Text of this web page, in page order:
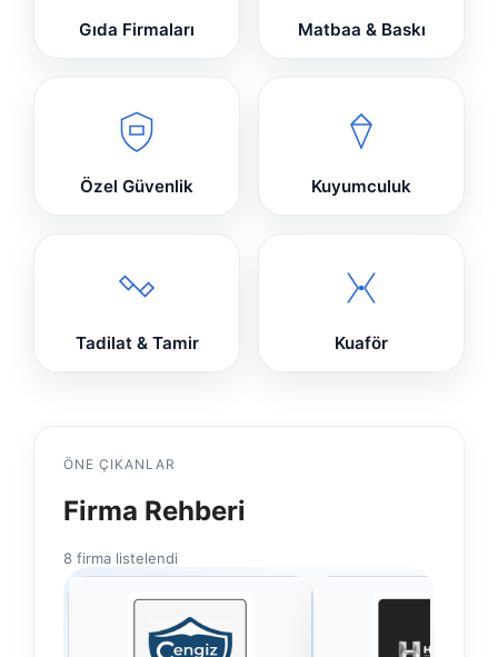
Gıda Firmaları Matbaa & Baskı
Özel Güvenlik Kuyumculuk
Tadilat & Tamir Kuaför
ÖNE ÇIKANLAR
Firma Rehberi
8 firma listelendi